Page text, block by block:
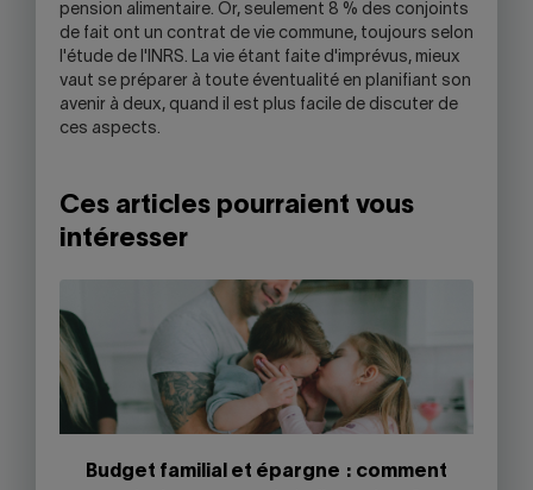
pension alimentaire. Or, seulement 8 % des conjoints
de fait ont un contrat de vie commune, toujours selon
l'étude de l'INRS. La vie étant faite d'imprévus, mieux
vaut se préparer à toute éventualité en planifiant son
avenir à deux, quand il est plus facile de discuter de
ces aspects.
Ces articles pourraient vous
intéresser
Budget familial et épargne : comment